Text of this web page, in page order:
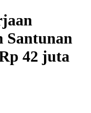
Santunan
42 juta